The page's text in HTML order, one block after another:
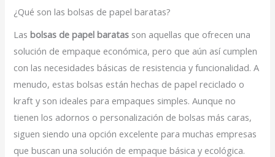
¿Qué son las bolsas de papel baratas?
Lasbolsas de papel baratas son aquellas que ofrecen una
solución de empaque económica, pero que aún así cumplen
con las necesidades básicas de resistencia y funcionalidad. A
menudo, estas bolsas están hechas de papel reciclado o
kraft y son ideales para empaques simples. Aunque no
tienen los adornos o personalización de bolsas más caras,
siguen siendo una opción excelente para muchas empresas
que buscan una solución de empaque básica y ecológica.